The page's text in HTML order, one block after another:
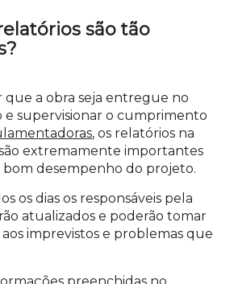
são tão
que a obra seja entregue no
e supervisionar o cumprimento
, os relatórios na
extremamente importantes
bom desempenho do projeto.
os dias os responsáveis pela
atualizados e poderão tomar
imprevistos e problemas que
preenchidas no